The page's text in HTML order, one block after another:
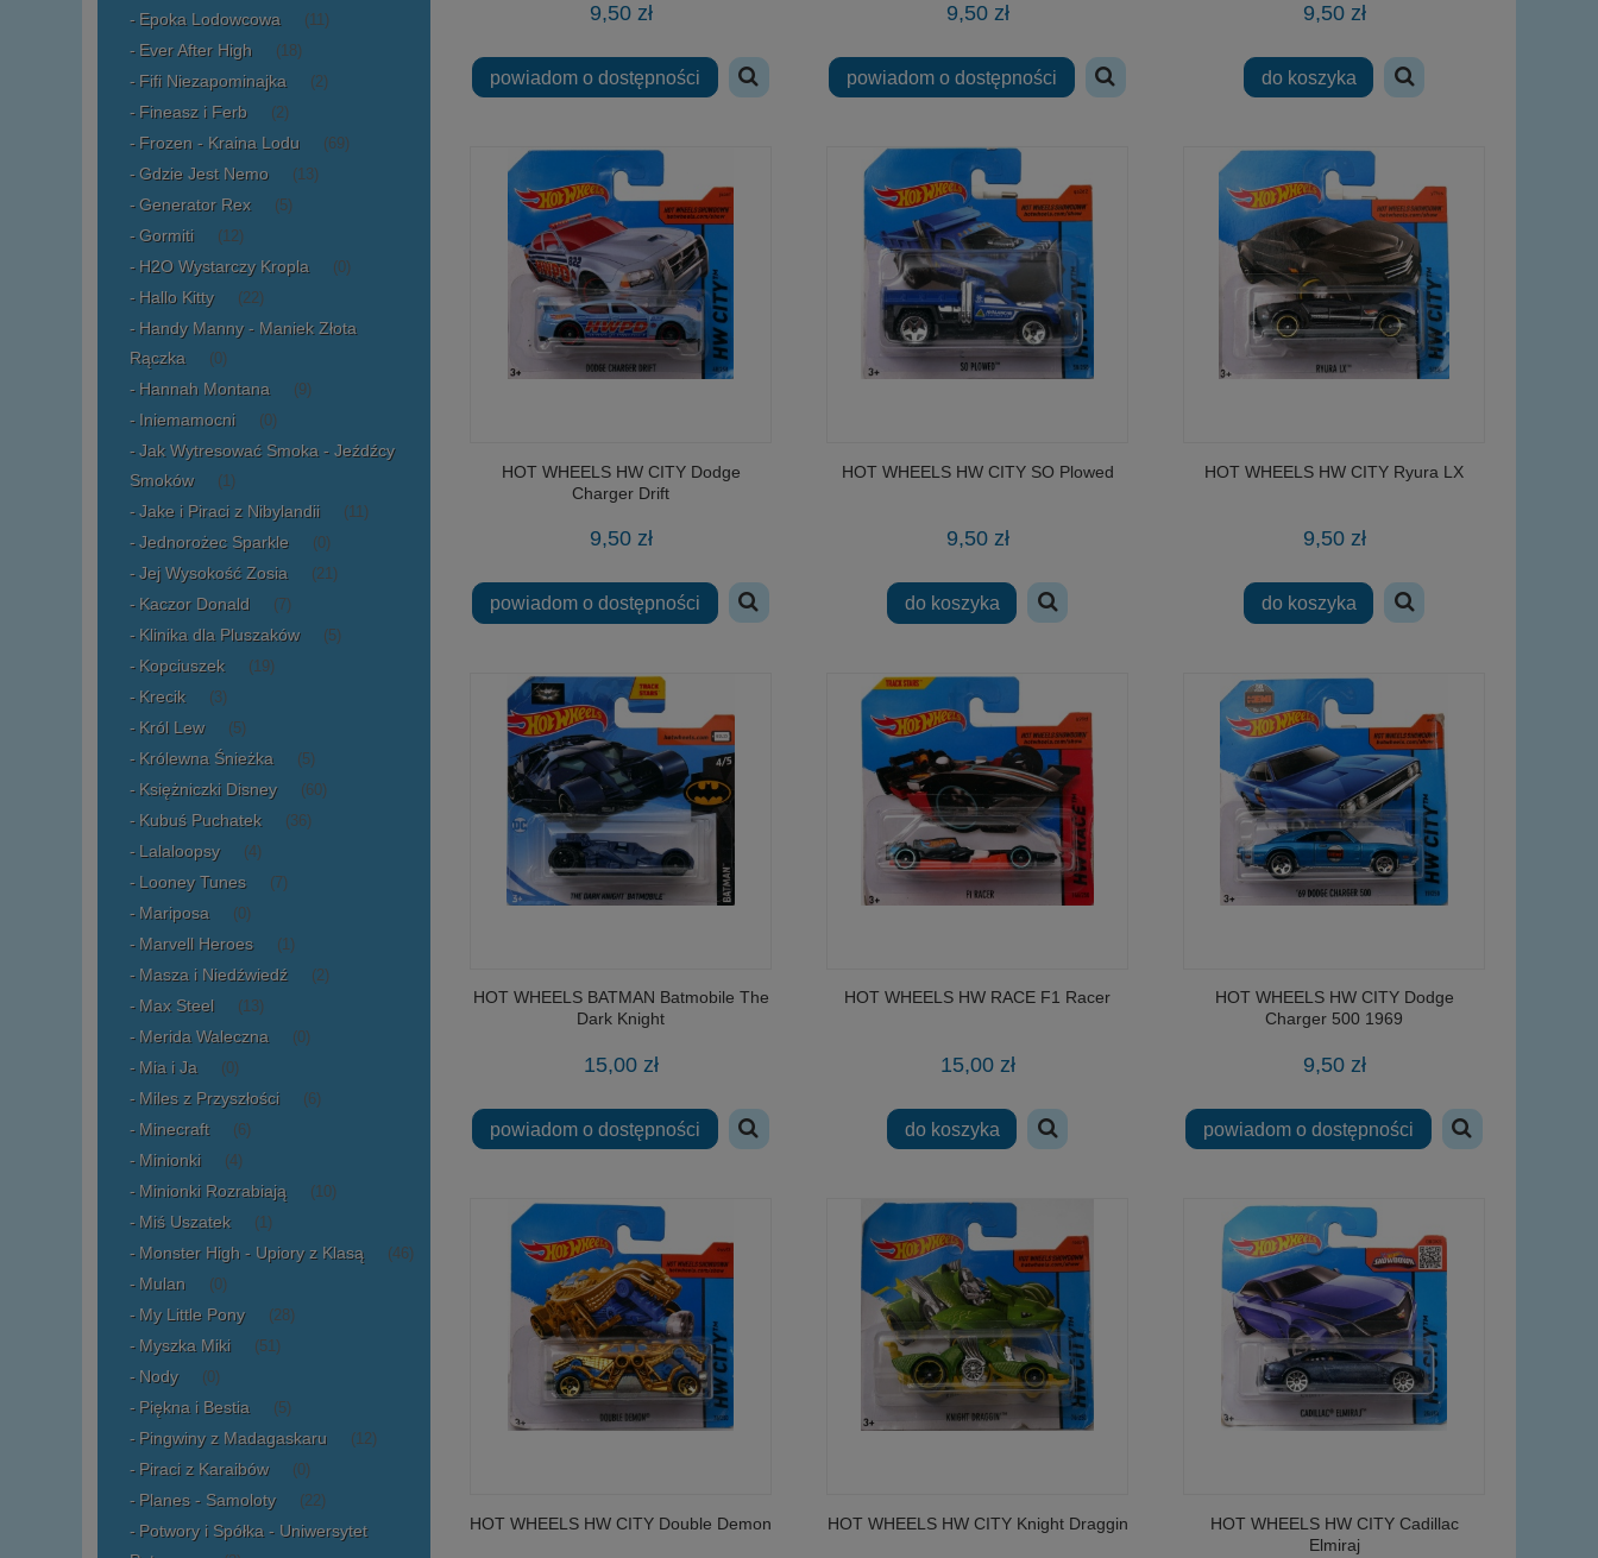
Epoka Lodowcowa (11)
Ever After High (18)
Fifi Niezapominajka (2)
Fineasz i Ferb (2)
Frozen - Kraina Lodu (69)
Gdzie Jest Nemo (13)
Generator Rex (5)
Gormiti (12)
H2O Wystarczy Kropla (0)
Hallo Kitty (22)
Handy Manny - Maniek Złota
Rączka
(0)
Hannah Montana (9)
Iniemamocni (0)
Jak Wytresować Smoka - Jeźdźcy
Smoków
(1)
Jake i Piraci z Nibylandii (11)
Jednorożec Sparkle (0)
Jej Wysokość Zosia (21)
Kaczor Donald (7)
Klinika dla Pluszaków (5)
Kopciuszek (19)
Krecik (3)
Król Lew (5)
Królewna Śnieżka (5)
Księżniczki Disney (60)
Kubuś Puchatek (36)
Lalaloopsy (4)
Looney Tunes (7)
Mariposa (0)
Marvell Heroes (1)
Masza i Niedźwiedź (2)
Max Steel (13)
Merida Waleczna (0)
Mia i Ja (0)
Miles z Przyszłości (6)
Minecraft (6)
Minionki (4)
Minionki Rozrabiają (10)
Miś Uszatek (1)
Monster High - Upiory z Klasą (46)
Mulan (0)
My Little Pony (28)
Myszka Miki (51)
Nody (0)
Piękna i Bestia (5)
Pingwiny z Madagaskaru (12)
Piraci z Karaibów (0)
Planes - Samoloty (22)
Potwory i Spółka - Uniwersytet
9,50 zł
powiadom o dostępności
9,50 zł
powiadom o dostępności
9,50 zł
do koszyka
HOT WHEELS HW CITY Dodge
Charger Drift
9,50 zł
powiadom o dostępności
HOT WHEELS HW CITY SO Plowed
9,50 zł
do koszyka
HOT WHEELS HW CITY Ryura LX
9,50 zł
do koszyka
HOT WHEELS BATMAN Batmobile The
Dark Knight
15,00 zł
powiadom o dostępności
HOT WHEELS HW RACE F1 Racer
15,00 zł
do koszyka
HOT WHEELS HW CITY Dodge
Charger 500 1969
9,50 zł
powiadom o dostępności
HOT WHEELS HW CITY Double Demon HOT WHEELS HW CITY Knight Draggin
HOT WHEELS HW CITY Cadillac
Elmiraj